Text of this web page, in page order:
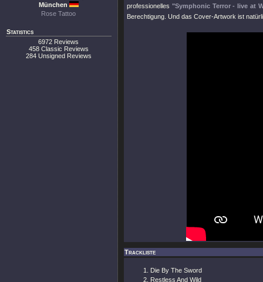
München
Rose Tattoo
Statistics
6972 Reviews
458 Classic Reviews
284 Unsigned Reviews
professionelles "Symphonic Terror - live at
Berechtigung. Und das Cover-Artwork ist
Trackliste
Die By The Sword
Restless And Wild